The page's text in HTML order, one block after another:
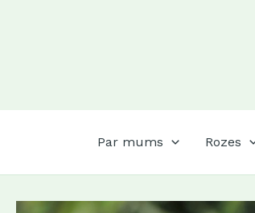
Par mums Rozes